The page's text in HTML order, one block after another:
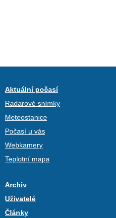
Aktuální počasí
Radarové snímky
Meteostanice
Počasí u vás
Webkamery
Teplotní mapa
Archiv
Uživatelé
Články